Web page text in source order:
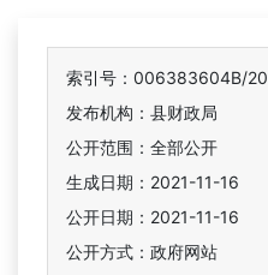
索引号：006383604B/
发布机构：县财政局
公开范围：全部公开
生成日期：2021-11-16
公开日期：2021-11-16
公开方式：政府网站